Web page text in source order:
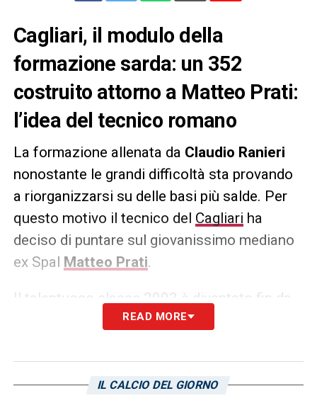
Cagliari, il modulo della
formazione sarda: un 352
costruito attorno a Matteo Prati:
l’idea del tecnico romano
La formazione allenata da Claudio Ranieri
nonostante le grandi difficoltà sta provando
a riorganizzarsi su delle basi più salde. Per
questo motivo il tecnico del Cagliari ha
deciso di puntare sul giovanissimo mediano
ex Spal Matteo Prati.
Il talentuoso classe 2003 è diventato fin da
subito l’ideatore delle sortite offensive
chiaro nell’immediato contro laRomaalla
Unipol Domus. Il giocatore della Nazionale
READ MORE
IL CALCIO DEL GIORNO